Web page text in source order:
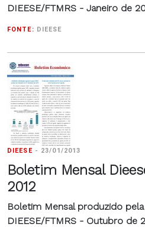
DIEESE/FTMRS - Janeiro de
FONTE: DIEESE
DIEESE- 23/01/2013
Boletim Mensal
2012
Boletim Mensal produzido
DIEESE/FTMRS - Outubro de